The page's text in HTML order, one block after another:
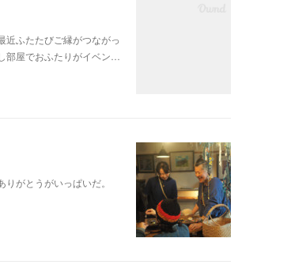
近ふたたびご縁がつながっ
屋でおふたりがイベン…
がとうがいっぱいだ。